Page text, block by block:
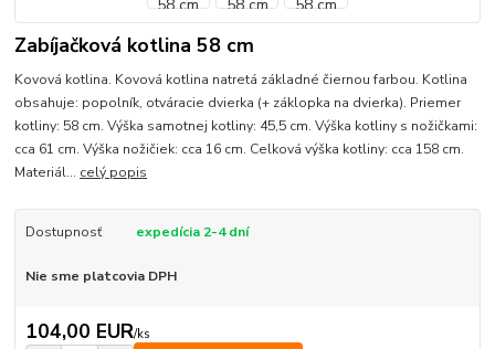
Zabíjačková kotlina 58 cm
Kovová kotlina. Kovová kotlina natretá základné čiernou farbou. Kotlina
obsahuje: popolník, otváracie dvierka (+ záklopka na dvierka). Priemer
kotliny: 58 cm. Výška samotnej kotliny: 45,5 cm. Výška kotliny s nožičkami:
cca 61 cm. Výška nožičiek: cca 16 cm. Celková výška kotliny: cca 158 cm.
Materiál... celý popis
Dostupnosť expedícia 2-4 dní
Nie sme platcovia DPH
104,00 EUR/ks